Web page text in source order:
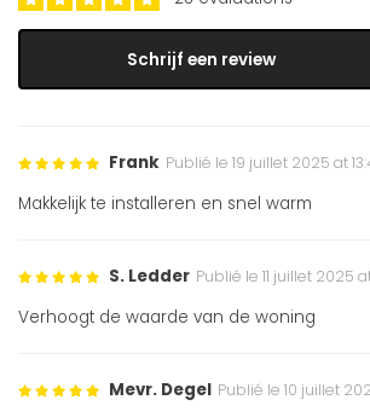
Schrijf een review
Frank Publié le 19 juillet 2025 at
Makkelijk te installeren en snel warm
S. Ledder Publié le 11 juillet 2025
Verhoogt de waarde van de woning
Mevr. Degel Publié le 10 juillet